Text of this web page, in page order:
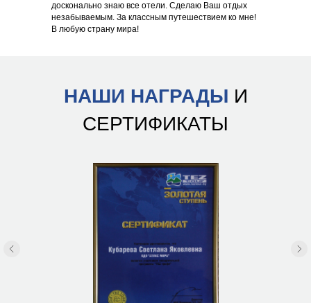
досконально знаю все отели. Сделаю Ваш отдых
незабываемым. За классным путешествием ко мне!
В любую страну мира!
НАШИ НАГРАДЫ И
СЕРТИФИКАТЫ